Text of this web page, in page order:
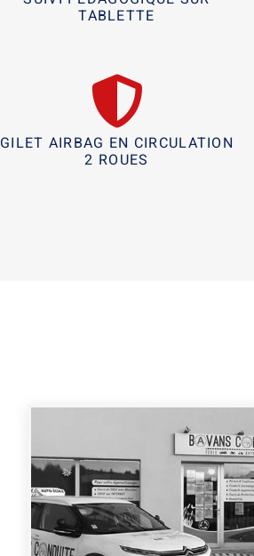
TABLETTE
GILET AIRBAG EN CIRCULATION
2 ROUES